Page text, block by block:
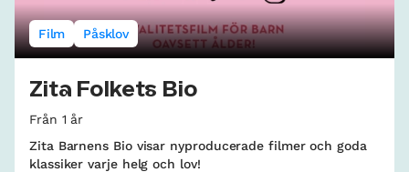
Film Påsklov
Zita Folkets Bio
Från 1 år
Zita Barnens Bio visar nyproducerade filmer och goda
klassiker varje helg och lov!